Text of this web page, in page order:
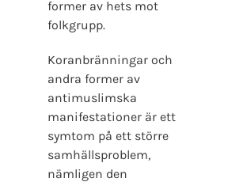
former av hets mot
folkgrupp.
Koranbränningar och
andra former av
antimuslimska
manifestationer är ett
symtom på ett större
samhällsproblem,
nämligen den